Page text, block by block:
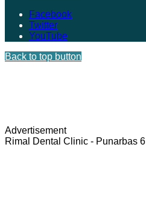
Facebook
Twitter
YouTube
Back to top button
Advertisement
Rimal Dental Clinic - Punarbas 6